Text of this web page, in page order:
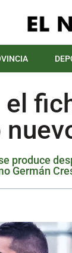
produce
Germán